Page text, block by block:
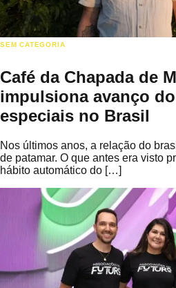
SEM CATEGORIA
Café da Chapada de
impulsiona avanço
especiais no Brasil
Nos últimos anos, a relação do
de patamar. O que antes era visto
hábito automático do […]